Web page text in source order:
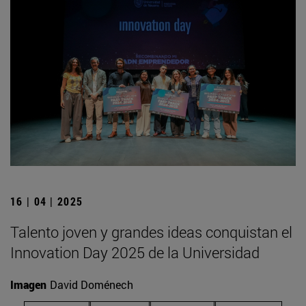
16 | 04 | 2025
Talento joven y grandes ideas conquistan el
Innovation Day 2025 de la Universidad
Imagen David Doménech